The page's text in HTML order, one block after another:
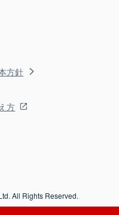
方針
方
All Rights Reserved.